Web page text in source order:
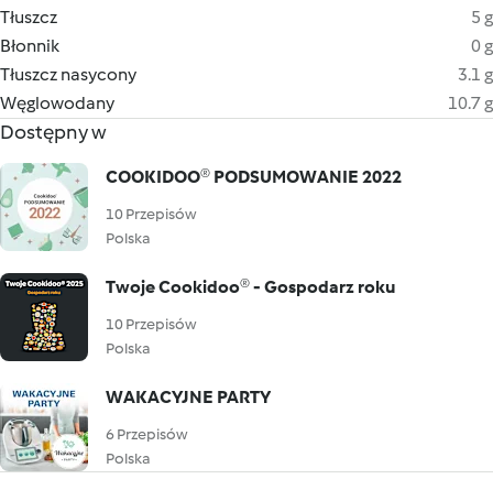
Tłuszcz
5 g
Błonnik
0 g
Tłuszcz nasycony
3.1 g
Węglowodany
10.7 g
Dostępny w
COOKIDOO® PODSUMOWANIE 2022
10 Przepisów
Polska
Twoje Cookidoo® - Gospodarz roku
10 Przepisów
Polska
WAKACYJNE PARTY
6 Przepisów
Polska